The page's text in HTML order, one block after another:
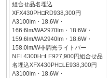
組合せ品名埋込
XFX430PH□RD938,300円
A3100lm・18.6W・
166.6lm/WA2970lm・18.6W・
159.6lm/WA2940lm・18.6W・
158.0lm/W非調光ライトバー
NEL4300H□LE927,900円組合せ品
名埋込XFX430PH□LE938,300円
A3100lm・18.6W・